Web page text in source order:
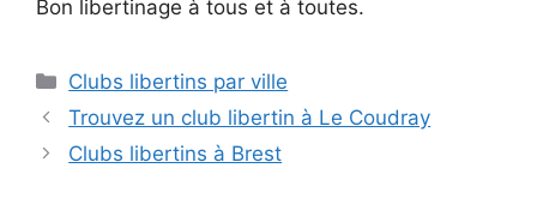
Bon libertinage à tous et à toutes.
Catégories
Clubs libertins par ville
Trouvez un club libertin à Le Coudray
Clubs libertins à Brest